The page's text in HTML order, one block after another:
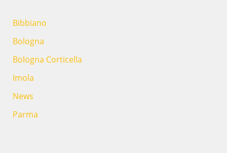
Bibbiano
Bologna
Bologna Corticella
Imola
News
Parma